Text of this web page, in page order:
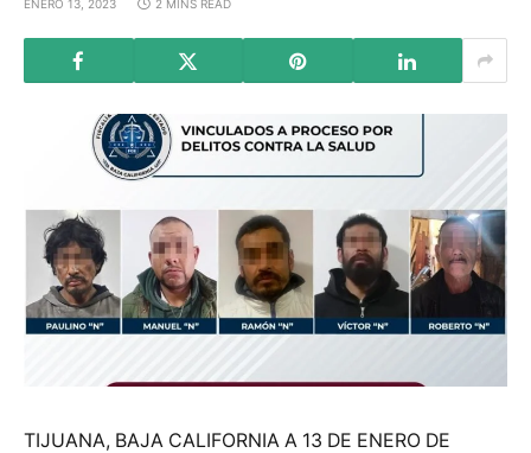
ENERO 13, 2023 2 MINS READ
TIJUANA, BAJA CALIFORNIA A 13 DE ENERO DE